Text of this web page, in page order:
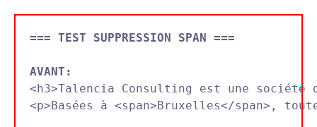
=== TEST SUPPRESSION SPAN ===
AVANT:
<h3>Talencia Consulting est une société
<p>Basées à <span>Bruxelles</span>,